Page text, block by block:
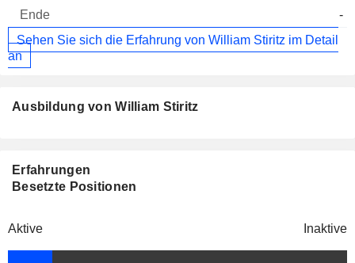
-
Sehen Sie sich die Erfahrung von William Stiritz im Detail
an
Ausbildung von William Stiritz
Erfahrungen
Besetzte Positionen
Aktive Inaktive